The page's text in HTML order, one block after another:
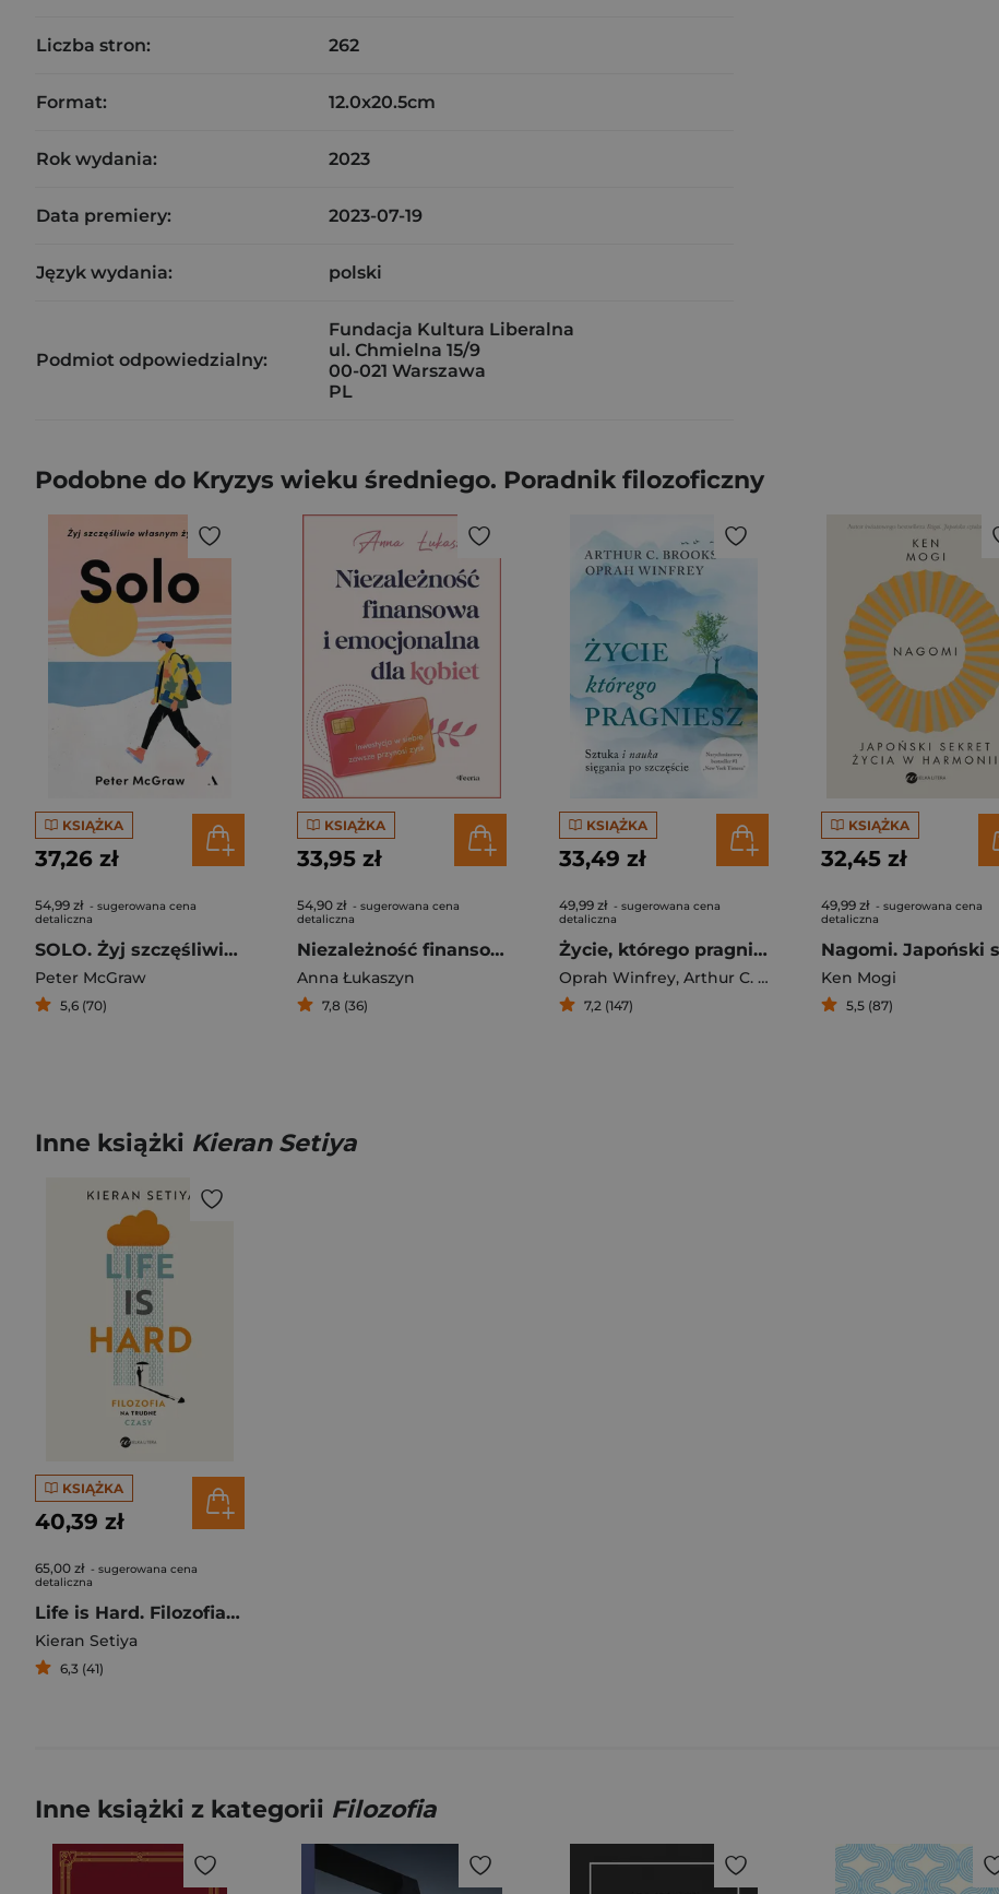
Liczba stron: 262
Format: 12.0x20.5cm
Rok wydania: 2023
Data premiery: 2023-07-19
Język wydania: polski
Podmiot odpowiedzialny:
Fundacja Kultura Liberalna
ul. Chmielna 15/9
00-021 Warszawa
PL
Podobne do Kryzys wieku średniego. Poradnik filozoficzny
KSIĄŻKA
37,26 zł
54,99 zł - sugerowana cena
detaliczna
SOLO. Żyj szczęśliwie własnym życiem
Peter McGraw
5,6 (70)
KSIĄŻKA
33,95 zł
54,90 zł - sugerowana cena
detaliczna
Niezależność finansowa i emocjonalna dla kobiet
Anna Łukaszyn
7,8 (36)
KSIĄŻKA
33,49 zł
49,99 zł - sugerowana cena
detaliczna
Życie, którego pragniesz. Sztuka i nauka sięgania po szczęście
Oprah Winfrey, Arthur C. Brooks
7,2 (147)
KSIĄŻKA
32,45 zł
49,99 zł - sugerowana cena
detaliczna
Ken Mogi
5,5 (87)
Inne książki Kieran Setiya
KSIĄŻKA
40,39 zł
65,00 zł - sugerowana cena
detaliczna
Life is Hard. Filozofia na trudne czasy
Kieran Setiya
6,3 (41)
Inne książki z kategorii Filozofia